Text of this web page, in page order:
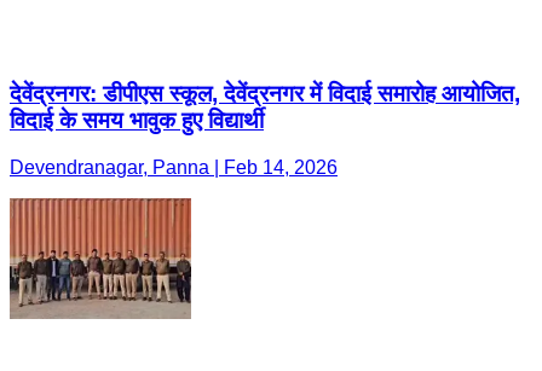
देवेंद्रनगर: डीपीएस स्कूल, देवेंद्रनगर में विदाई समारोह आयोजित,
विदाई के समय भावुक हुए विद्यार्थी
Devendranagar, Panna | Feb 14, 2026